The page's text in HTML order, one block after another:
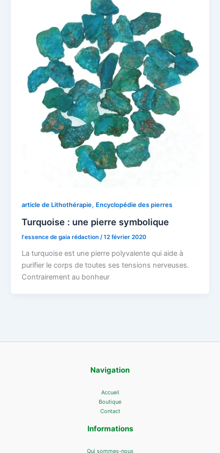
article de Lithothérapie, Encyclopédie des pierres
Turquoise : une pierre symbolique
l'essence de gaia rédaction/12 février 2020
La turquoise est une pierre polyvalente qui aide à
purifier le corps de toutes ses tensions nerveuses.
Contrairement au bonheur
Navigation
Accueil
Boutique
Contact
Informations
Qui sommes-nous